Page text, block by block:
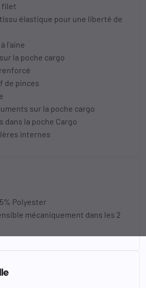
filet
élastique pour une liberté de
l'aine
la poche cargo
de pinces
sur la poche cargo
dans la poche Cargo
internes
Polyester
mécaniquement dans les 2